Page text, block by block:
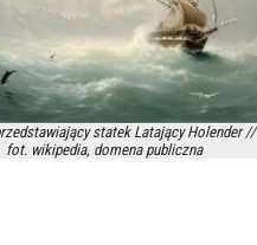
statek Latający Holender //
fot. wikipedia, domena publiczna